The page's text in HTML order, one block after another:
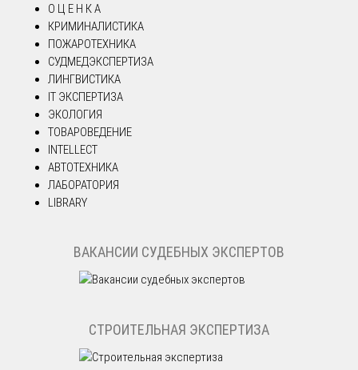
О Ц Е Н К А
КРИМИНАЛИСТИКА
ПОЖАРОТЕХНИКА
СУДМЕДЭКСПЕРТИЗА
ЛИНГВИСТИКА
IT ЭКСПЕРТИЗА
ЭКОЛОГИЯ
ТОВАРОВЕДЕНИЕ
INTELLECT
АВТОТЕХНИКА
ЛАБОРАТОРИЯ
LIBRARY
ВАКАНСИИ СУДЕБНЫХ ЭКСПЕРТОВ
СТРОИТЕЛЬНАЯ ЭКСПЕРТИЗА